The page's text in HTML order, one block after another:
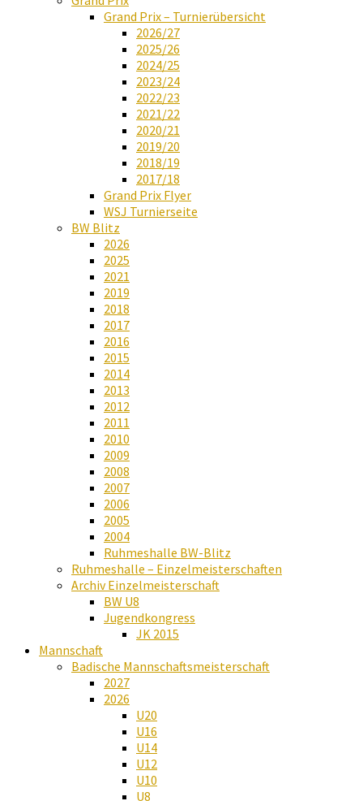
Grand Prix – Turnierübersicht
2026/27
2025/26
2024/25
2023/24
2022/23
2021/22
2020/21
2019/20
2018/19
2017/18
Grand Prix Flyer
WSJ Turnierseite
BW Blitz
2026
2025
2021
2019
2018
2017
2016
2015
2014
2013
2012
2011
2010
2009
2008
2007
2006
2005
2004
Ruhmeshalle BW-Blitz
Ruhmeshalle – Einzelmeisterschaften
Archiv Einzelmeisterschaft
BW U8
Jugendkongress
JK 2015
Mannschaft
Badische Mannschaftsmeisterschaft
2027
2026
U20
U16
U14
U12
U10
U8